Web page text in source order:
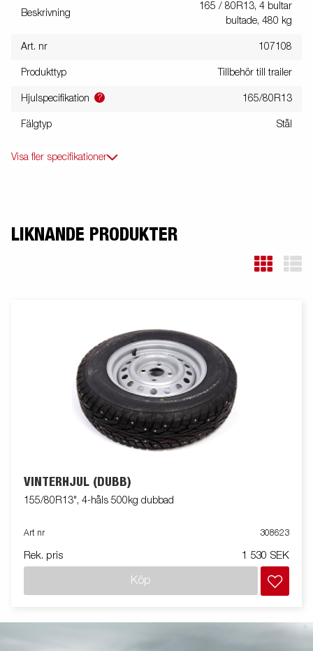
Beskrivning
165 / 80R13, 4 bultar
bultade, 480 kg
Art. nr 107108
Produkttyp Tillbehör till trailer
Hjulspecifikation ? 165/80R13
Fälgtyp Stål
Visa fler specifikationer
LIKNANDE PRODUKTER
VINTERHJUL (DUBB)
155/80R13", 4-håls 500kg dubbad
Art nr 308623
Rek. pris 1 530 SEK
Köp